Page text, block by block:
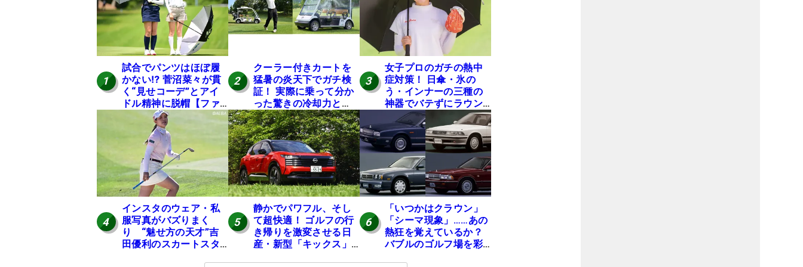
1
試合でパンツはほぼ履
かない⁉ 菅沼菜々が貫
く“見せコーデ”とアイ
ドル精神に脱帽【ファ
ンが選ぶ神10】
2
クーラー付きカートを
猛暑の炎天下でガチ検
証！ 実際に乗って分か
った驚きの冷却力と
は？
3
女子プロのガチの熱中
症対策！ 日傘・氷の
う・インナーの三種の
神器でバテずにラウン
ドできます
4
インスタのウェア・私
服写真がバズりまく
り “魅せ方の天才”吉
田優利のスカートスタ
5
静かでパワフル、そし
て超快適！ ゴルフの行
き帰りを激変させる日
産・新型「キックス」
6
「いつかはクラウン」
「シーマ現象」……あの
熱狂を覚えているか？
バブルのゴルフ場を彩